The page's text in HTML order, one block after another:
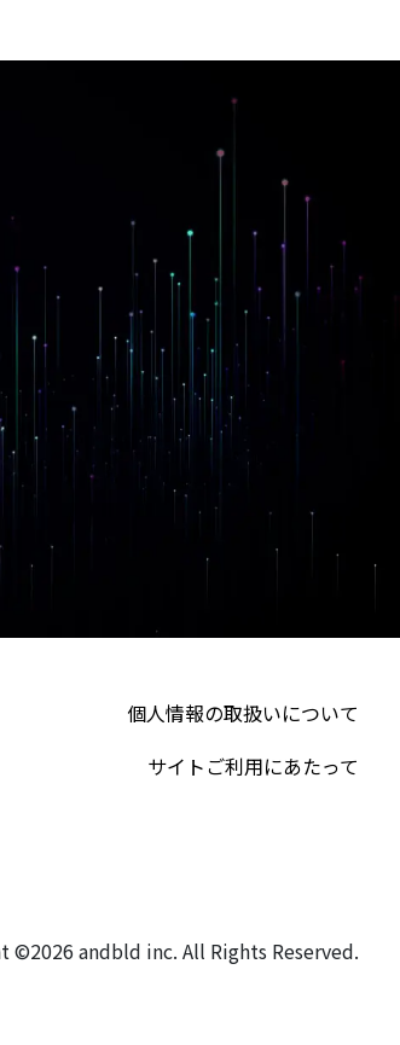
個人情報の取扱いについて
サイトご利用にあたって
©2026 andbld inc. All Rights Reserved.